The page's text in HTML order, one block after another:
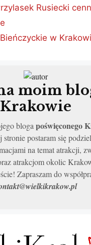
Rusiecki
w
moim
Krakowie
blogapoświęconego
stronie postaram się
na temat atrakcji,
atrakcjom okolic
Zapraszam do